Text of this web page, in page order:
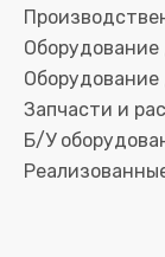
Оборудование
Оборудование
Запчасти и
Б/У